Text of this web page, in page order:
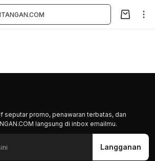
seputar promo, penawaran terbatas, dan
langsung di inbox emailmu.
Langganan